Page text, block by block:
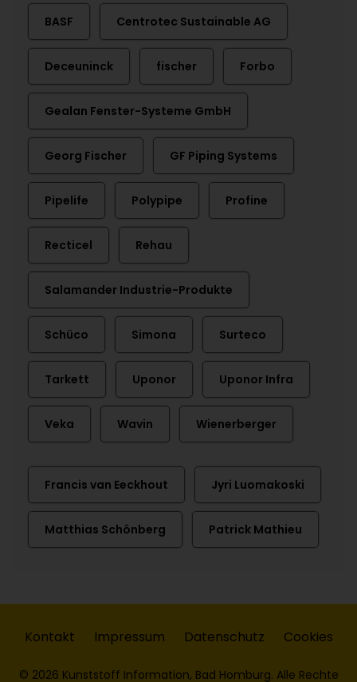
BASF Centrotec Sustainable AG
Deceuninck fischer Forbo
Gealan Fenster-Systeme GmbH
Georg Fischer GF Piping Systems
Pipelife Polypipe Profine
Recticel Rehau
Salamander Industrie-Produkte
Schüco Simona Surteco
Tarkett Uponor Uponor Infra
Veka Wavin Wienerberger
Francis van Eeckhout Jyri Luomakoski
Matthias Schönberg Patrick Mathieu
Kontakt Impressum Datenschutz Cookies
© 2026 Kunststoff Information, Bad Homburg. Alle Rechte